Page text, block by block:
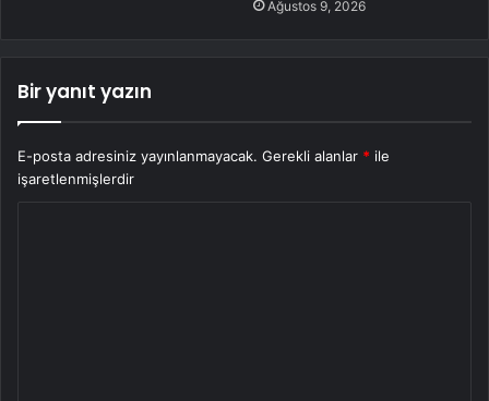
Ağustos 9, 2026
Bir yanıt yazın
E-posta adresiniz yayınlanmayacak. Gerekli alanlar * ile
işaretlenmişlerdir